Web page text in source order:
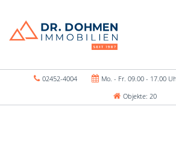
02452-4004 Mo. - Fr. 09.00 - 17.00
Objekte: 20